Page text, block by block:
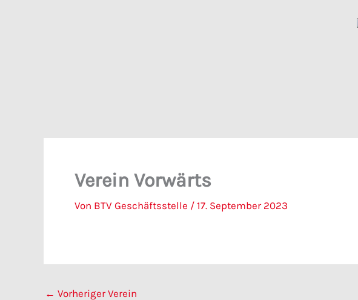
Verein Vorwärts
Von BTV Geschäftsstelle / 17. September 2023
← Vorheriger Verein